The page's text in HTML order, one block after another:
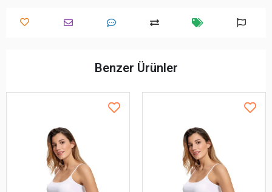
Benzer Ürünler